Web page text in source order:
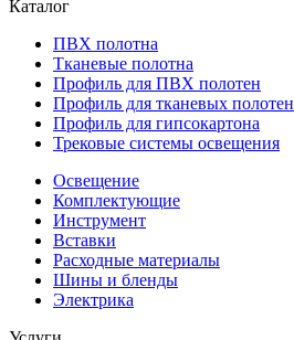
Каталог
ПВХ полотна
Тканевые полотна
Профиль для ПВХ полотен
Профиль для тканевых полотен
Профиль для гипсокартона
Трековые системы освещения
Освещение
Комплектующие
Инструмент
Вставки
Расходные материалы
Шины и бленды
Электрика